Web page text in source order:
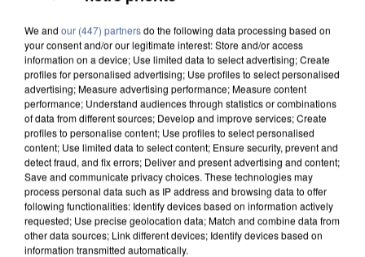
We and our (447) partnersdo the following data processing based on
your consent and/or our legitimate interest: Store and/or access
information on a device; Use limited data to select advertising; Create
profiles for personalised advertising; Use profiles to select personalised
advertising; Measure advertising performance; Measure content
performance; Understand audiences through statistics or combinations
of data from different sources; Develop and improve services; Create
profiles to personalise content; Use profiles to select personalised
content; Use limited data to select content; Ensure security, prevent and
detect fraud, and fix errors; Deliver and present advertising and content;
Save and communicate privacy choices. These technologies may
process personal data such as IP address and browsing data to offer
following functionalities: Identify devices based on information actively
requested; Use precise geolocation data; Match and combine data from
other data sources; Link different devices; Identify devices based on
information transmitted automatically.